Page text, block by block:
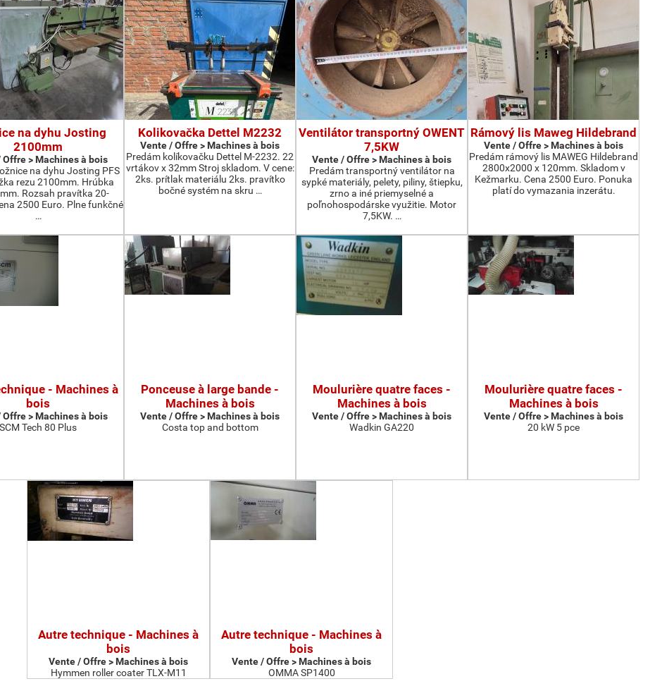
na dyhu Josting
2100mm
Offre > Machines à bois
na dyhu Josting PFS
rezu 2100mm. Hrúbka
Rozsah pravítka 20-
2500 Euro. Plne funkčné
…
Kolikovačka Dettel M2232
Vente / Offre > Machines à bois
Predám kolíkovačku Dettel M-2232. 22
vrtákov x 32mm Stroj skladom. V cene:
2ks. prítlak materiálu 2ks. pravítko
bočné systém na skru …
Ventilátor transportný OWENT
7,5KW
Vente / Offre > Machines à bois
Predám transportný ventilátor na
sypké materiály, pelety, piliny, štiepku,
zrno a iné priemyselné a
poľnohospodárske využitie. Motor
7,5KW. …
Rámový lis Maweg Hildebrand
Vente / Offre > Machines à bois
Predám rámový lis MAWEG Hildebrand
2800x2000 x 120mm. Skladom v
Kežmarku. Cena 2500 Euro. Ponuka
platí do vymazania inzerátu.
- Machines à
bois
Offre > Machines à bois
SCM Tech 80 Plus
Ponceuse à large bande -
Machines à bois
Vente / Offre > Machines à bois
Costa top and bottom
Moulurière quatre faces -
Machines à bois
Vente / Offre > Machines à bois
Wadkin GA220
Moulurière quatre faces -
Machines à bois
Vente / Offre > Machines à bois
20 kW 5 pce
Autre technique - Machines à
bois
Vente / Offre > Machines à bois
Hymmen roller coater TLX-M11
Autre technique - Machines à
bois
Vente / Offre > Machines à bois
OMMA SP1400